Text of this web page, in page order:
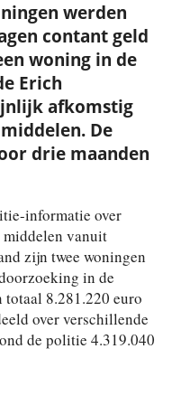
werden
contant geld
woning in de
Erich
afkomstig
De
drie maanden
informatie over
middelen vanuit
zijn twee woningen
in de
8.281.220 euro
over verschillende
de politie 4.319.040